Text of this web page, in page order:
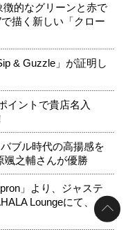
的なグリーンと赤で
描く新しい「クロー
& Guzzle」が証明し
イントで貴店名入
ブル時代の高揚感を
之輔さんが優勝
」より、ジャステ
Loungeにて、